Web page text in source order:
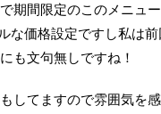
期間限定のこのメニュ
な価格設定ですし私は
も文句無しですね！
してますので雰囲気を